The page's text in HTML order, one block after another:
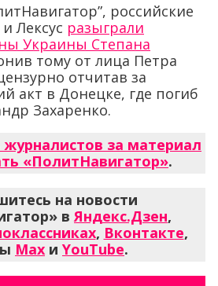
российские
Лексус разыграли
Украины Степана
тому от лица Петра
отчитав за
акт в Донецке, где погиб
Захаренко.
за материал
«ПолитНавигатор».
на новости
вЯндекс.Дзен,
, Вконтакте,
Max и YouTube.